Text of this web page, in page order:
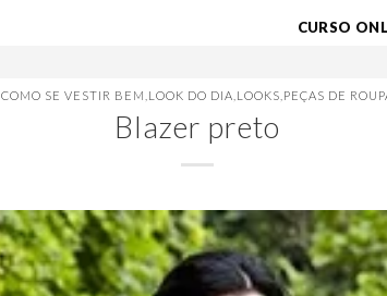
CURSO
COMO SE VESTIR BEM LOOK DO DIA LOOKS PEÇAS DE
Blazer preto